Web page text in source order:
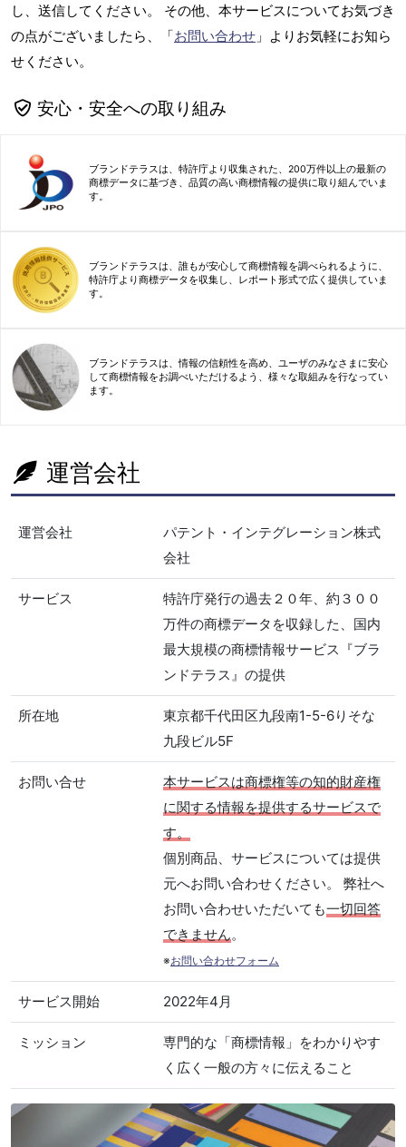
し、送信してください。 その他、本サービスについてお気づき
の点がございましたら、「お問い合わせ 」よりお気軽にお知ら
せください。
安心・安全への取り組み
ブランドテラスは、特許庁より収集された、200万件以上の最新の
商標データに基づき、品質の高い商標情報の提供に取り組んでいま
す。
ブランドテラスは、誰もが安心して商標情報を調べられるように、
特許庁より商標データを収集し、レポート形式で広く提供していま
す。
ブランドテラスは、情報の信頼性を高め、ユーザのみなさまに安心
して商標情報をお調べいただけるよう、様々な取組みを行なってい
ます。
運営会社
運営会社
パテント・インテグレーション株式
会社
サービス
特許庁発行の過去２０年、約３００
万件の商標データを収録した、国内
最大規模の商標情報サービス『ブラ
ンドテラス』の提供
所在地
東京都千代田区九段南1-5-6りそな
九段ビル5F
お問い合せ
本サービスは商標権等の知的財産権
に関する情報を提供するサービスで
す。
個別商品、サービスについては提供
元へお問い合わせください。 弊社へ
お問い合わせいただいても一切回答
できません。
※お問い合わせフォーム
サービス開始 2022年4月
ミッション
専門的な「商標情報」をわかりやす
く広く一般の方々に伝えること